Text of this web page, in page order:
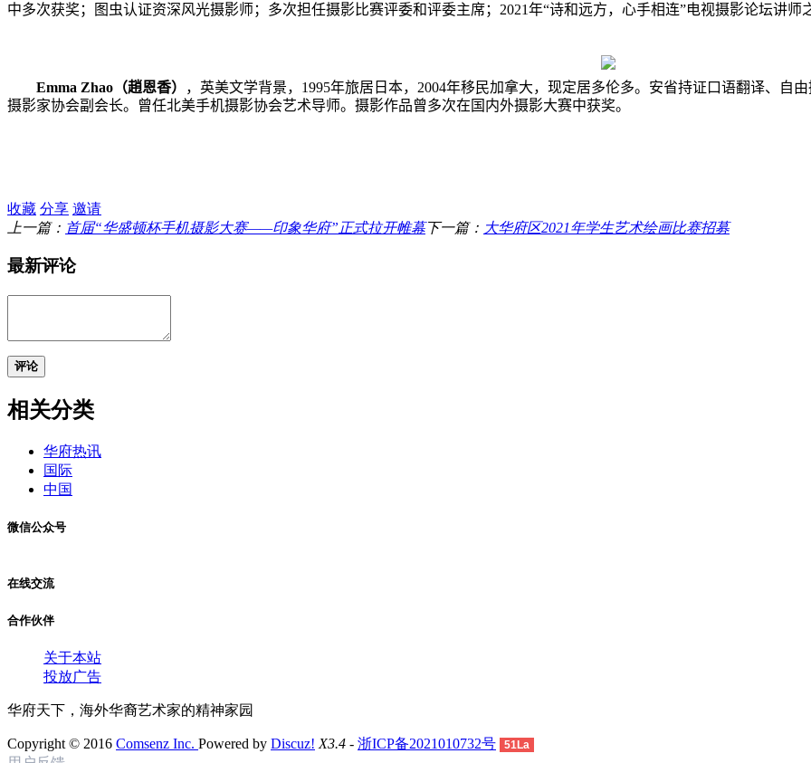
中多次获奖；图虫认证资深风光摄影师；多次担任摄影比赛评委和评委主席； 2021年“诗和远方，心手相连”电视摄影论坛讲师
Emma Zhao （趙恩香） ，英美文学背景， 1995年旅居日本， 2004年移民加拿大，现定居多伦多。安省持证口语翻译、自
摄影家协会副会长。曾任北美手机摄影协会艺术导师。摄影作品曾多次在国内外摄影大赛中获奖。
收藏 分享 邀请
上一篇： 首届“华盛顿杯手机摄影大赛——印象华府”正式拉开帷幕下一篇： 大华府区2021年学生艺术绘画比赛招募
最新评论
评论
相关分类
华府热讯
国际
中国
微信公众号
在线交流
合作伙伴
关于本站
投放广告
华府天下，海外华裔艺术家的精神家园
Copyright © 2016 Comsenz Inc. Powered by Discuz! X3.4 - 浙ICP备2021010732号 51La